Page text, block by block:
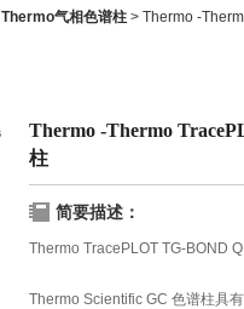
Thermo气相色谱柱 > Thermo -
Thermo -Thermo
柱
简要描述：
Thermo TracePLOT TG-BOND
Thermo Scientific GC 色谱柱具